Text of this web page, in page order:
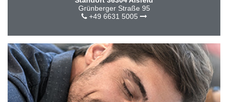
Grünberger Straße 95
+49 6631 5005